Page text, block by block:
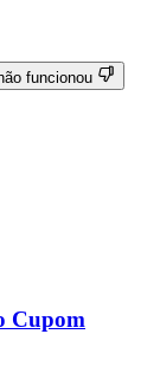
funcionou
Cupom